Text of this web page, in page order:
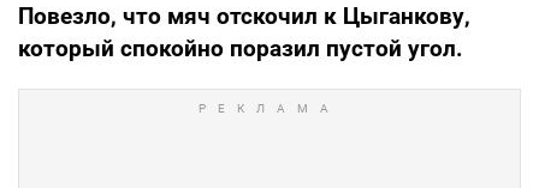
Повезло, что мяч отскочил к Цыганкову,
который спокойно поразил пустой угол.